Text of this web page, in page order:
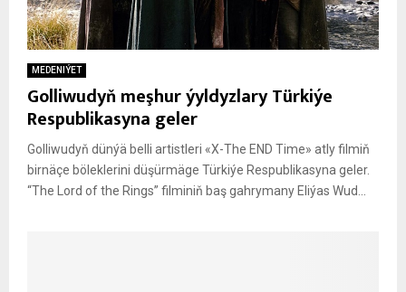
MEDENIÝET
Golliwudyň meşhur ýyldyzlary Türkiýe
Respublikasyna geler
Golliwudyň dünýä belli artistleri «X-The END Time» atly filmiň
birnäçe böleklerini düşürmäge Türkiýe Respublikasyna geler.
“The Lord of the Rings” filminiň baş gahrymany Eliýas Wud...